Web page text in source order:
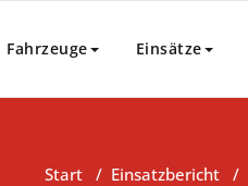
Fahrzeuge Einsätze
Start / Einsatzbericht /